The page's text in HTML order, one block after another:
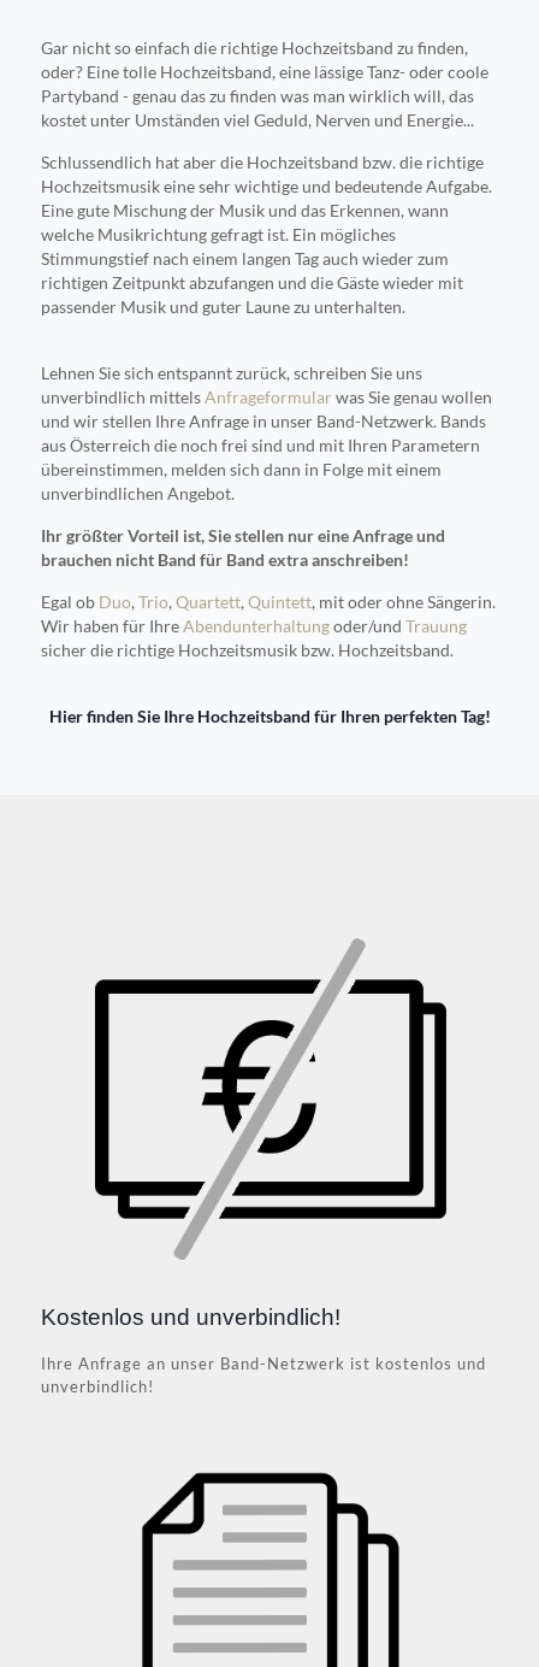
Gar nicht so einfach die richtige Hochzeitsband zu finden,
oder? Eine tolle Hochzeitsband, eine lässige Tanz- oder coole
Partyband - genau das zu finden was man wirklich will, das
kostet unter Umständen viel Geduld, Nerven und Energie...
Schlussendlich hat aber die Hochzeitsband bzw. die richtige
Hochzeitsmusik eine sehr wichtige und bedeutende Aufgabe.
Eine gute Mischung der Musik und das Erkennen, wann
welche Musikrichtung gefragt ist. Ein mögliches
Stimmungstief nach einem langen Tag auch wieder zum
richtigen Zeitpunkt abzufangen und die Gäste wieder mit
passender Musik und guter Laune zu unterhalten.
Lehnen Sie sich entspannt zurück, schreiben Sie uns
unverbindlich mittelsAnfrageformular was Sie genau wollen
und wir stellen Ihre Anfrage in unser Band-Netzwerk. Bands
aus Österreich die noch frei sind und mit Ihren Parametern
übereinstimmen, melden sich dann in Folge mit einem
unverbindlichen Angebot.
Ihr größter Vorteil ist, Sie stellen nur eine Anfrage und
brauchen nicht Band für Band extra anschreiben!
Egal ob Duo, Trio, Quartett, Quintett, mit oder ohne Sängerin.
Wir haben für IhreAbendunterhaltungoder/und Trauung
sicher die richtige Hochzeitsmusik bzw. Hochzeitsband.
Hier finden Sie Ihre Hochzeitsband für Ihren perfekten Tag!
Kostenlos und unverbindlich!
Ihre Anfrage an unser Band-Netzwerk ist kostenlos und
unverbindlich!